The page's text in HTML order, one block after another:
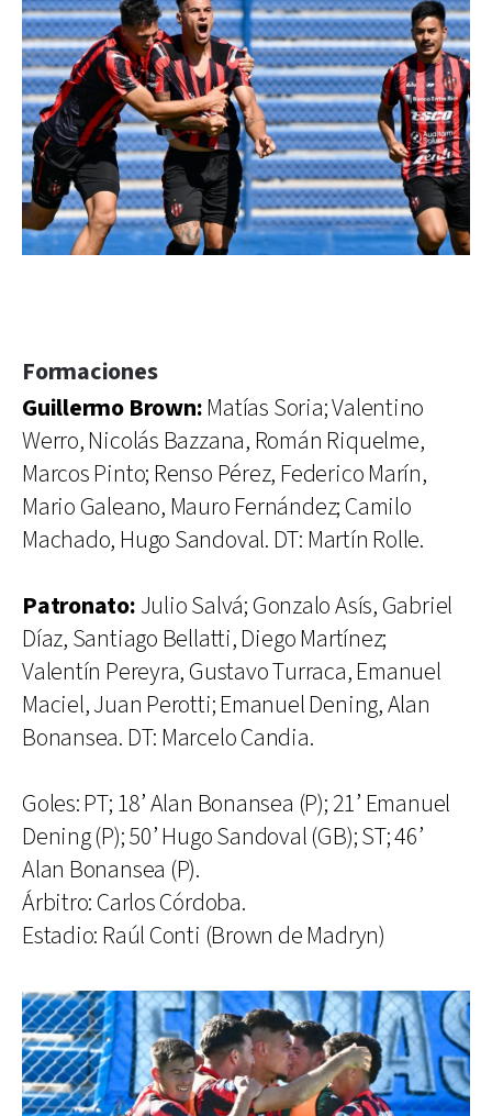
Formaciones
Guillermo Brown:Matías Soria; Valentino
Werro, Nicolás Bazzana, Román Riquelme,
Marcos Pinto; Renso Pérez, Federico Marín,
Mario Galeano, Mauro Fernández; Camilo
Machado, Hugo Sandoval. DT: Martín Rolle.
Patronato: Julio Salvá; Gonzalo Asís, Gabriel
Díaz, Santiago Bellatti, Diego Martínez;
Valentín Pereyra, Gustavo Turraca, Emanuel
Maciel, Juan Perotti; Emanuel Dening, Alan
Bonansea. DT: Marcelo Candia.
Goles: PT; 18’ Alan Bonansea (P); 21’ Emanuel
Dening (P); 50’ Hugo Sandoval (GB); ST; 46’
Alan Bonansea (P).
Árbitro: Carlos Córdoba.
Estadio: Raúl Conti (Brown de Madryn)